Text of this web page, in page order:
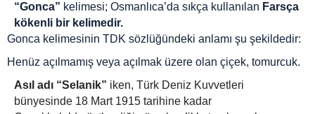
“Gonca” kelimesi; Osmanlıca’da sıkça kullanılan Farsça
kökenli bir kelimedir.
Gonca kelimesinin TDK sözlüğündeki anlamı şu şekildedir:
Henüz açılmamış veya açılmak üzere olan çiçek, tomurcuk.
Asıl adı “Selanik” iken, Türk Deniz Kuvvetleri
bünyesinde 18 Mart 1915 tarihine kadar